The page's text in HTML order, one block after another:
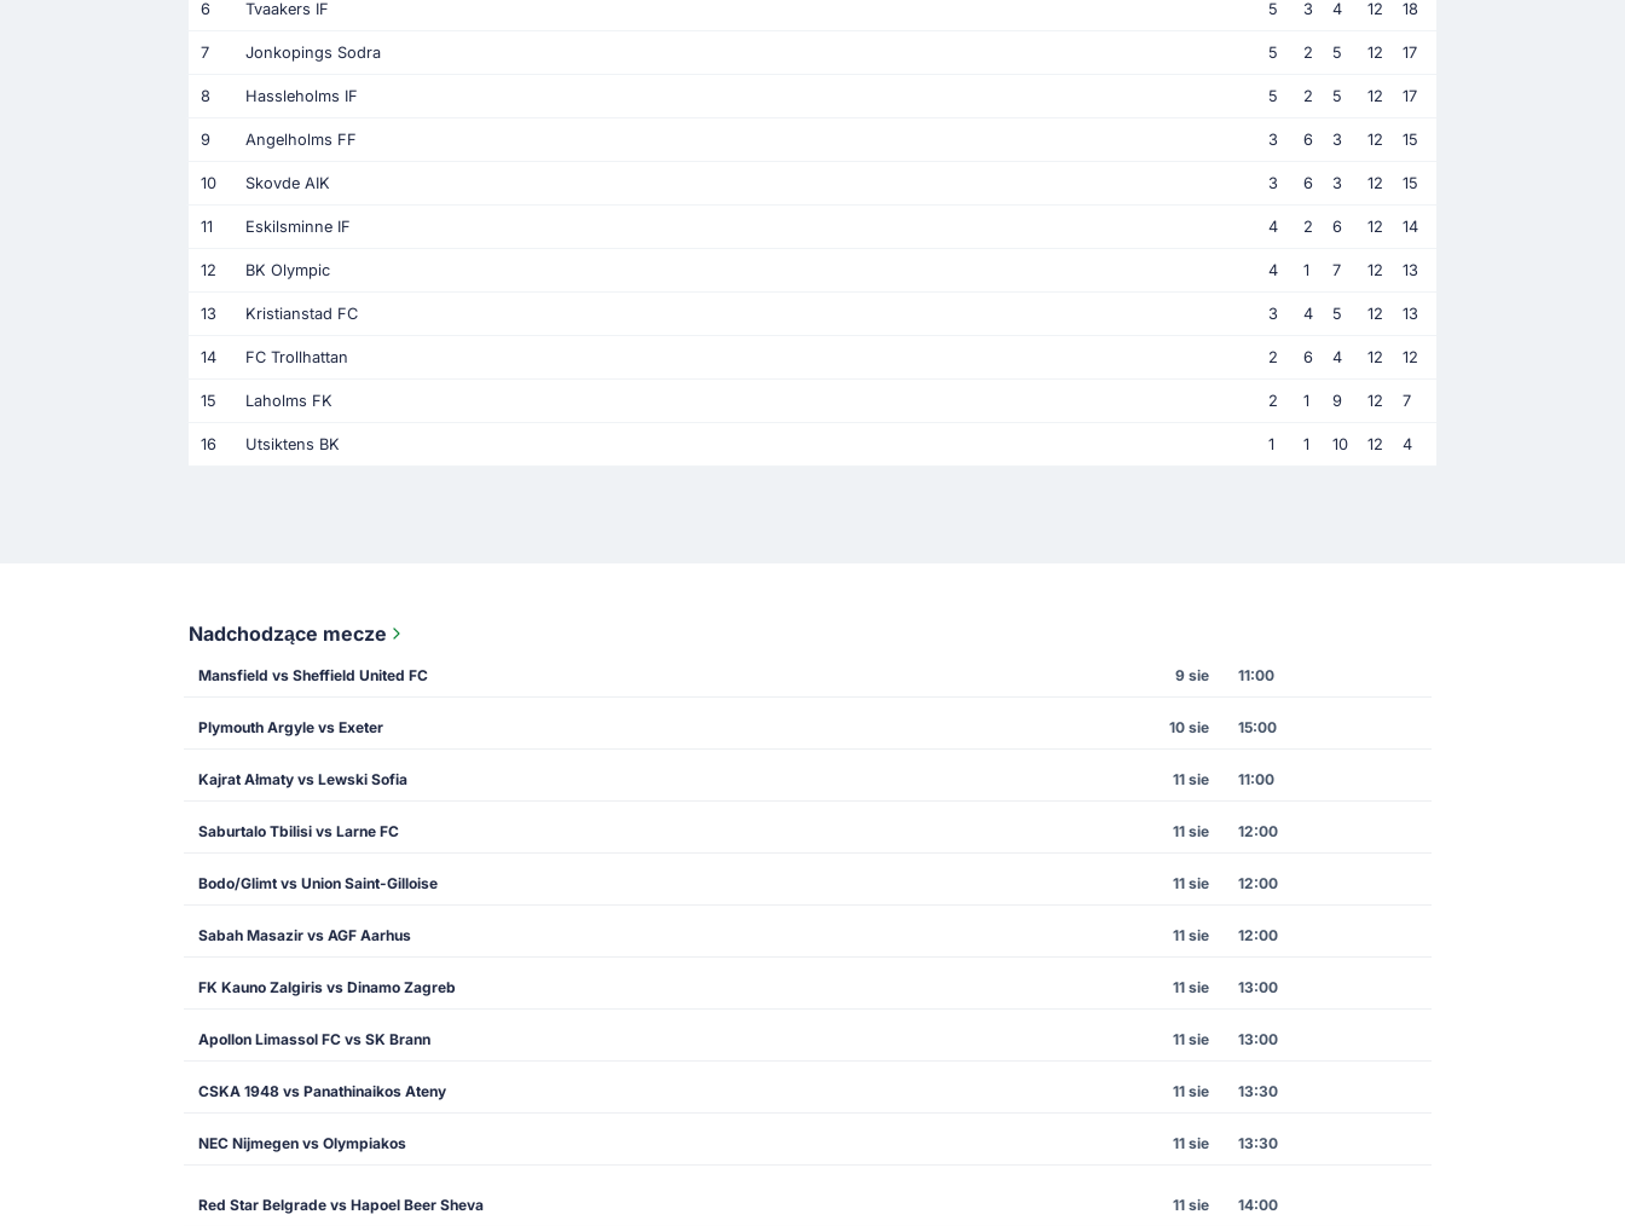
6 Tvaakers IF 5 3 4 12 18
7 Jonkopings Sodra 5 2 5 12 17
8 Hassleholms IF 5 2 5 12 17
9 Angelholms FF 3 6 3 12 15
10 Skovde AIK 3 6 3 12 15
11 Eskilsminne IF 4 2 6 12 14
12 BK Olympic 4 1 7 12 13
13 Kristianstad FC 3 4 5 12 13
14 FC Trollhattan 2 6 4 12 12
15 Laholms FK 2 1 9 12 7
16 Utsiktens BK 1 1 10 12 4
Nadchodzące mecze
Mansfield vs Sheffield United FC 9 sie 11:00
Plymouth Argyle vs Exeter 10 sie 15:00
Kajrat Ałmaty vs Lewski Sofia 11 sie 11:00
Saburtalo Tbilisi vs Larne FC 11 sie 12:00
Bodo/Glimt vs Union Saint-Gilloise 11 sie 12:00
Sabah Masazir vs AGF Aarhus 11 sie 12:00
FK Kauno Zalgiris vs Dinamo Zagreb 11 sie 13:00
Apollon Limassol FC vs SK Brann 11 sie 13:00
CSKA 1948 vs Panathinaikos Ateny 11 sie 13:30
NEC Nijmegen vs Olympiakos 11 sie 13:30
Red Star Belgrade vs Hapoel Beer Sheva 11 sie 14:00